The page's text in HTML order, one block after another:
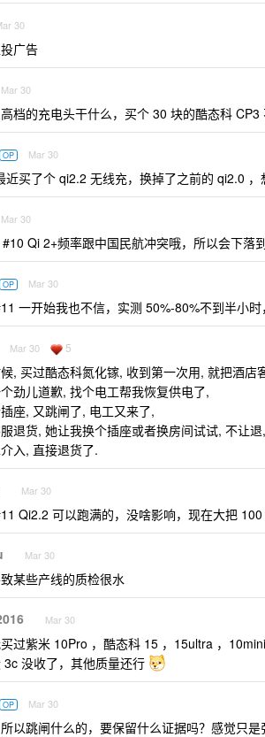
30
广告
Mar 30
档的充电头干什么，买个 30 块的酷态科 CP3
OP Mar 30
近买了个 qi2.2 无线充，换掉了之前的 qi2.0
Mar 30
#10 Qi 2+频率跟中国民航冲突哦，所以会下落
OP Mar 30
一开始我也不信，实测 50%-80%不到半小时
Mar 30 5
, 买过酷态科氮化镓, 收到第一次用, 就把酒店
劲儿道歉, 找个电工帮我恢复供电了,
座, 又跳闸了, 电工又来了,
退货, 她让我换个插座或者换房间试试, 不让退,
入, 直接退货了.
Mar 30
Qi2.2 可以跑满的，没啥影响，现在大把 100
Mar 30
某些产线的质检很水
Mar 30
过紫米 10Pro ，酷态科 15 ，15ultra ，
3c 没收了，其他质量还行
OP Mar 30
所以跳闸什么的，要保留什么证据吗？感觉只